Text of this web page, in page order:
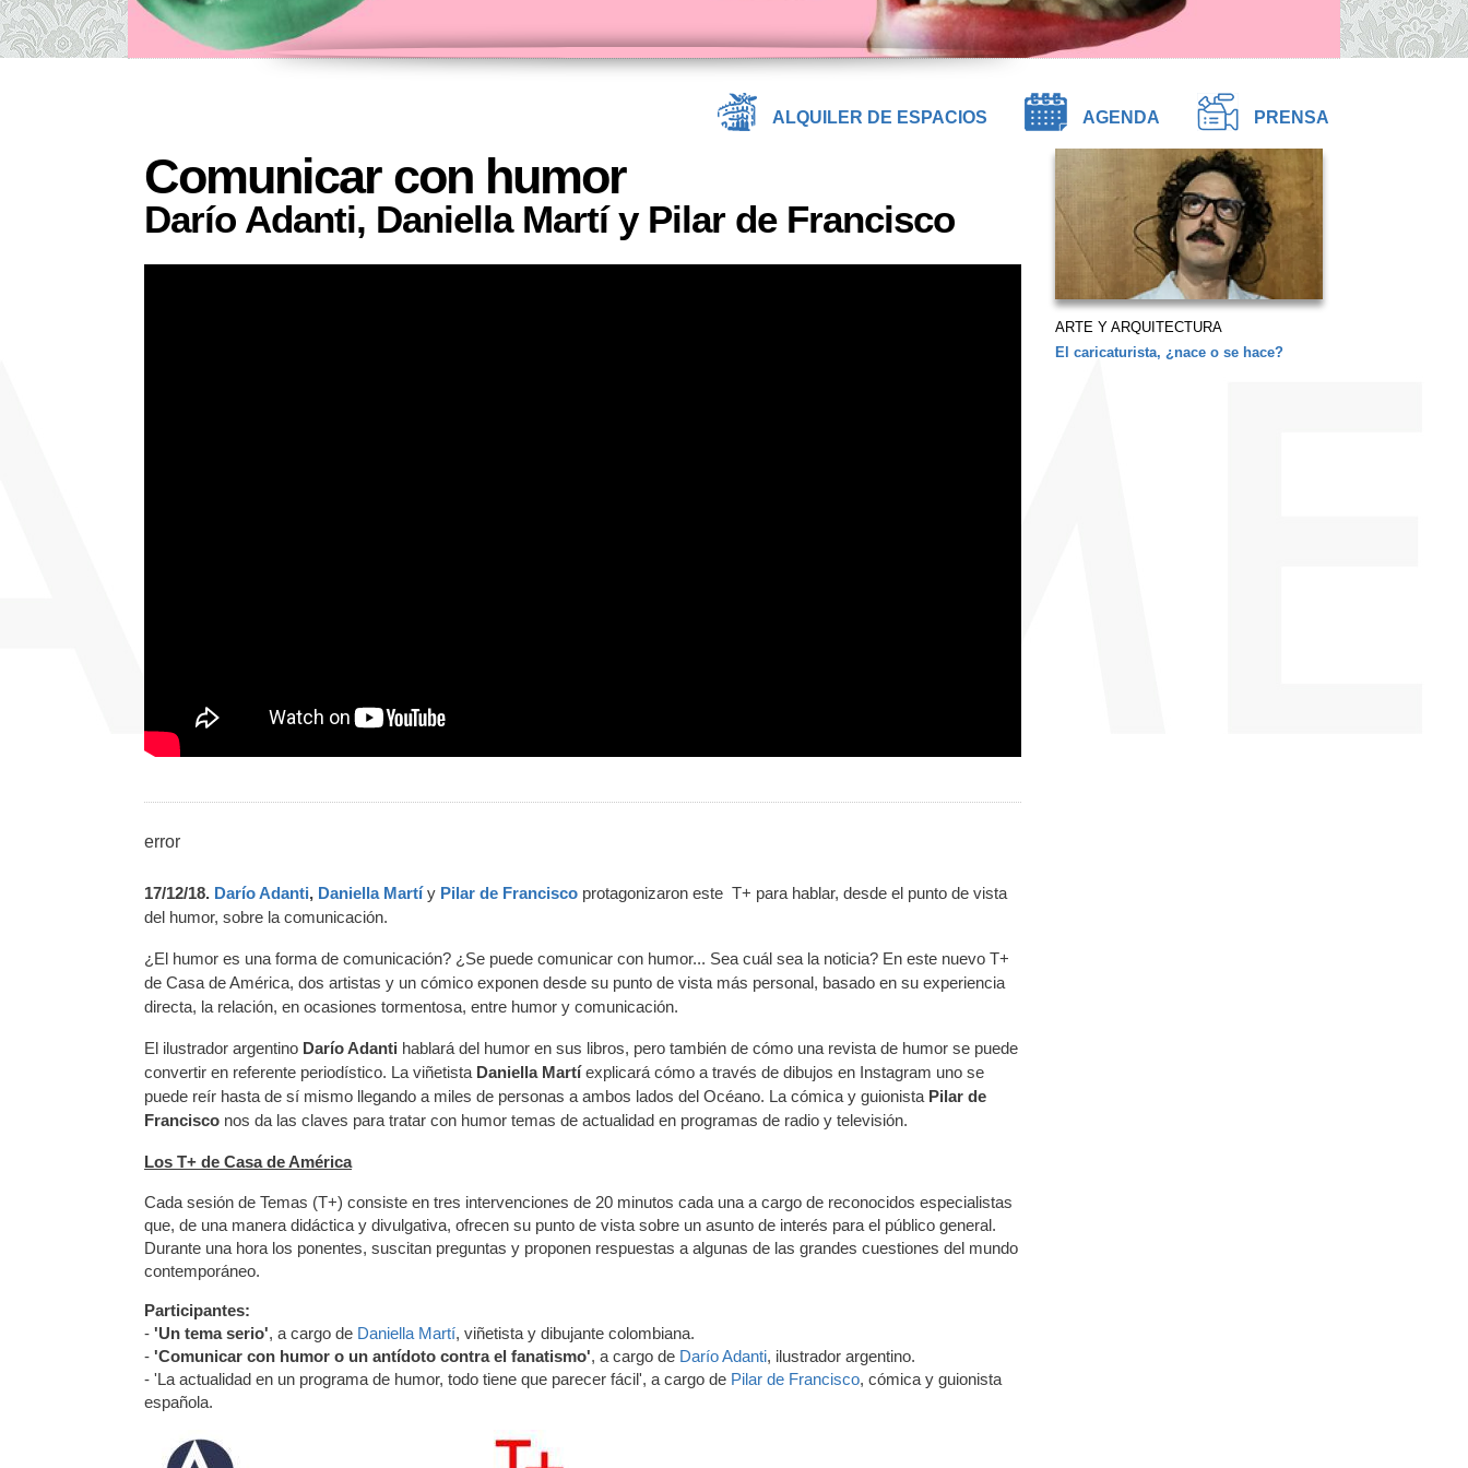
ALQUILER DE ESPACIOS AGENDA PRENSA
Comunicar con humor
Darío Adanti, Daniella Martí y Pilar de Francisco
error
17/12/18. Darío Adanti, Daniella Martíy Pilar de Francisco protagonizaron este T+ para hablar, desde el punto de vista
del humor, sobre la comunicación.
¿El humor es una forma de comunicación? ¿Se puede comunicar con humor... Sea cuál sea la noticia? En este nuevo T+
de Casa de América, dos artistas y un cómico exponen desde su punto de vista más personal, basado en su experiencia
directa, la relación, en ocasiones tormentosa, entre humor y comunicación.
El ilustrador argentino Darío Adanti hablará del humor en sus libros, pero también de cómo una revista de humor se puede
convertir en referente periodístico. La viñetista Daniella Martíexplicará cómo a través de dibujos en Instagram uno se
puede reír hasta de sí mismo llegando a miles de personas a ambos lados del Océano. La cómica y guionista Pilar de
Francisco nos da las claves para tratar con humor temas de actualidad en programas de radio y televisión.
Los T+ de Casa de América
Cada sesión de Temas (T+) consiste en tres intervenciones de 20 minutos cada una a cargo de reconocidos especialistas
que, de una manera didáctica y divulgativa, ofrecen su punto de vista sobre un asunto de interés para el público general.
Durante una hora los ponentes, suscitan preguntas y proponen respuestas a algunas de las grandes cuestiones del mundo
contemporáneo.
Participantes:
- 'Un tema serio', a cargo de Daniella Martí, viñetista y dibujante colombiana.
- 'Comunicar con humor o un antídoto contra el fanatismo', a cargo de Darío Adanti, ilustrador argentino.
- 'La actualidad en un programa de humor, todo tiene que parecer fácil', a cargo de Pilar de Francisco, cómica y guionista
española.
ARTE Y ARQUITECTURA
El caricaturista, ¿nace o se hace?